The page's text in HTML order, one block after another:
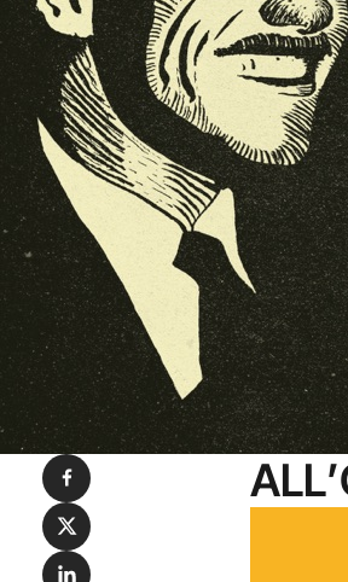
Condividi su Facebook
Condividi su X
Condividi su LinkedIn